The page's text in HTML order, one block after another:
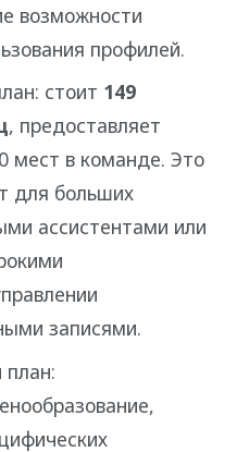
возможности
профилей.
стоит 149
, предоставляет
мест в команде. Это
для больших
ассистентами или
записями.
план: